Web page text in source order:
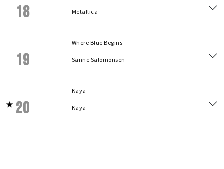
18
Metallica
19
Where Blue Begins
Sanne Salomonsen
20
Kaya
Kaya